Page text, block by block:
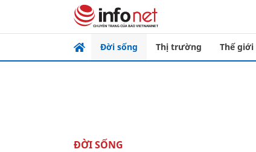
Đời sống Thị trường Thế giới
ĐỜI SỐNG